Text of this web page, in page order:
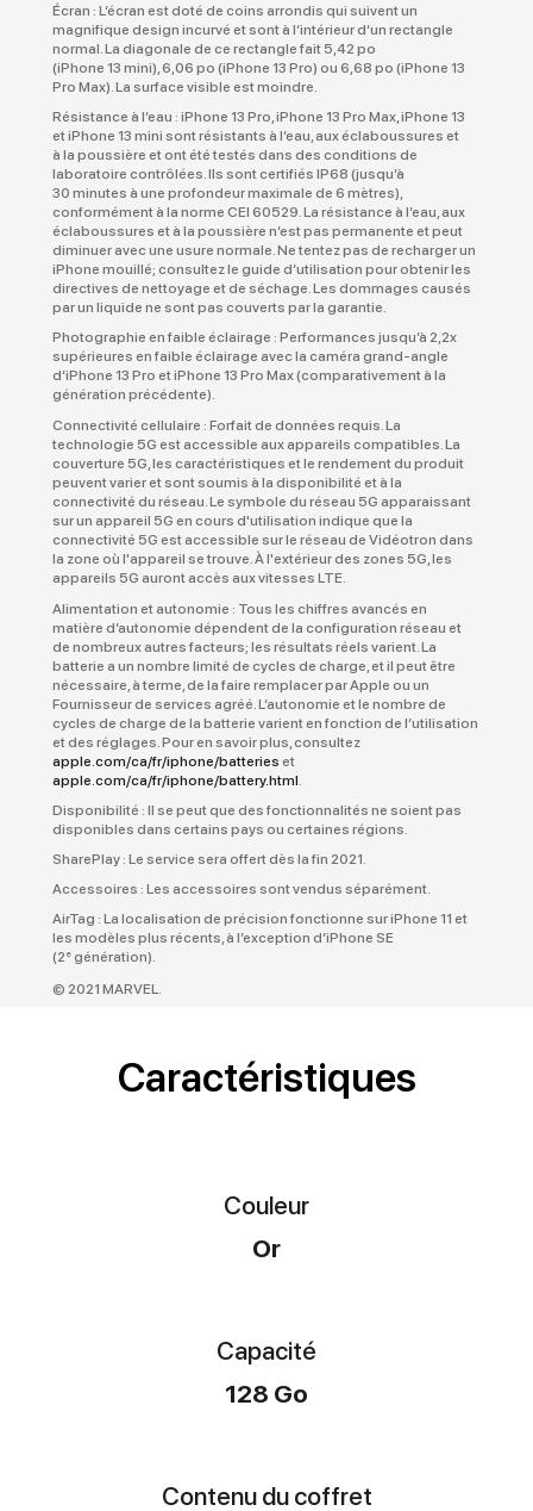
Écran : L’écran est doté de coins arrondis qui suivent un
magnifique design incurvé et sont à l’intérieur d’un rectangle
normal. La diagonale de ce rectangle fait 5,42 po
(iPhone 13 mini), 6,06 po (iPhone 13 Pro) ou 6,68 po (iPhone 13
Pro Max). La surface visible est moindre.
Résistance à l’eau : iPhone 13 Pro, iPhone 13 Pro Max, iPhone 13
et iPhone 13 mini sont résistants à l’eau, aux éclaboussures et
à la poussière et ont été testés dans des conditions de
laboratoire contrôlées. Ils sont certifiés IP68 (jusqu’à
30 minutes à une profondeur maximale de 6 mètres),
conformément à la norme CEI 60529. La résistance à l’eau, aux
éclaboussures et à la poussière n’est pas permanente et peut
diminuer avec une usure normale. Ne tentez pas de recharger un
iPhone mouillé; consultez le guide d’utilisation pour obtenir les
directives de nettoyage et de séchage. Les dommages causés
par un liquide ne sont pas couverts par la garantie.
Photographie en faible éclairage : Performances jusqu’à 2,2x
supérieures en faible éclairage avec la caméra grand-angle
d’iPhone 13 Pro et iPhone 13 Pro Max (comparativement à la
génération précédente).
Connectivité cellulaire : Forfait de données requis. La
technologie 5G est accessible aux appareils compatibles. La
couverture 5G, les caractéristiques et le rendement du produit
peuvent varier et sont soumis à la disponibilité et à la
connectivité du réseau. Le symbole du réseau 5G apparaissant
sur un appareil 5G en cours d'utilisation indique que la
connectivité 5G est accessible sur le réseau de Vidéotron dans
la zone où l'appareil se trouve. À l'extérieur des zones 5G, les
appareils 5G auront accès aux vitesses LTE.
Alimentation et autonomie : Tous les chiffres avancés en
matière d’autonomie dépendent de la configuration réseau et
de nombreux autres facteurs; les résultats réels varient. La
batterie a un nombre limité de cycles de charge, et il peut être
nécessaire, à terme, de la faire remplacer par Apple ou un
Fournisseur de services agréé. L’autonomie et le nombre de
cycles de charge de la batterie varient en fonction de l’utilisation
et des réglages. Pour en savoir plus, consultez
apple.com/ca/fr/iphone/batteries et
apple.com/ca/fr/iphone/battery.html.
Disponibilité : Il se peut que des fonctionnalités ne soient pas
disponibles dans certains pays ou certaines régions.
SharePlay : Le service sera offert dès la fin 2021.
Accessoires : Les accessoires sont vendus séparément.
AirTag : La localisation de précision fonctionne sur iPhone 11 et
les modèles plus récents, à l’exception d’iPhone SE
(2 e génération).
© 2021 MARVEL.
Caractéristiques
Couleur
Or
Capacité
128 Go
Contenu du coffret